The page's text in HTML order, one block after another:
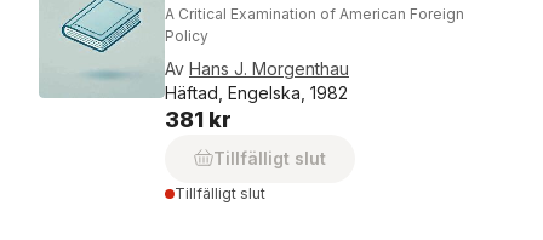
A Critical Examination of American Foreign
Policy
Av Hans J. Morgenthau
Häftad, Engelska, 1982
381 kr
Tillfälligt slut
Tillfälligt slut